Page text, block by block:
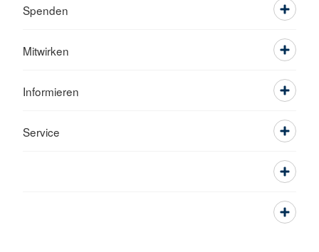
Spenden
Mitwirken
Informieren
Service